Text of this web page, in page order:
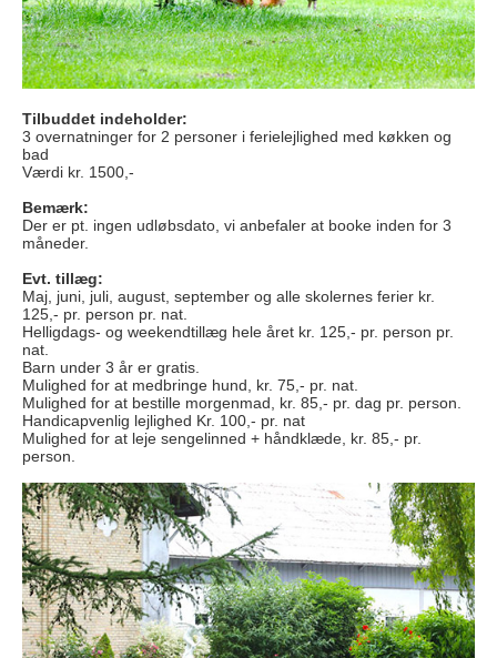
Tilbuddet indeholder:
3 overnatninger for 2 personer i ferielejlighed med køkken og
bad
Værdi kr. 1500,-
Bemærk:
Der er pt. ingen udløbsdato, vi anbefaler at booke inden for 3
måneder.
Evt. tillæg:
Maj, juni, juli, august, september og alle skolernes ferier kr.
125,- pr. person pr. nat.
Helligdags- og weekendtillæg hele året kr. 125,- pr. person pr.
nat.
Barn under 3 år er gratis.
Mulighed for at medbringe hund, kr. 75,- pr. nat.
Mulighed for at bestille morgenmad, kr. 85,- pr. dag pr. person.
Handicapvenlig lejlighed Kr. 100,- pr. nat
Mulighed for at leje sengelinned + håndklæde, kr. 85,- pr.
person.